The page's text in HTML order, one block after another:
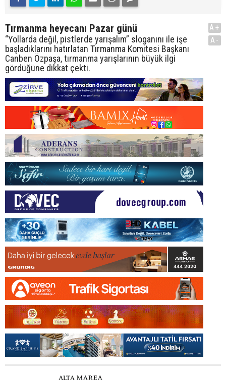
Tırmanma heyecanı Pazar günü
“Yollarda değil, pistlerde yarışalım” sloganını ile işe
başladıklarını hatırlatan Tırmanma Komitesi Başkanı
Canben Özpaşa, tırmanma yarışlarının büyük ilgi
gördüğüne dikkat çekti.
A+
A-